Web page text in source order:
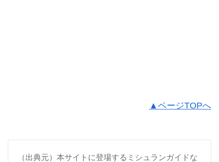
▲ページTOPへ
（出典元）本サイトに登場するミシュランガイドな